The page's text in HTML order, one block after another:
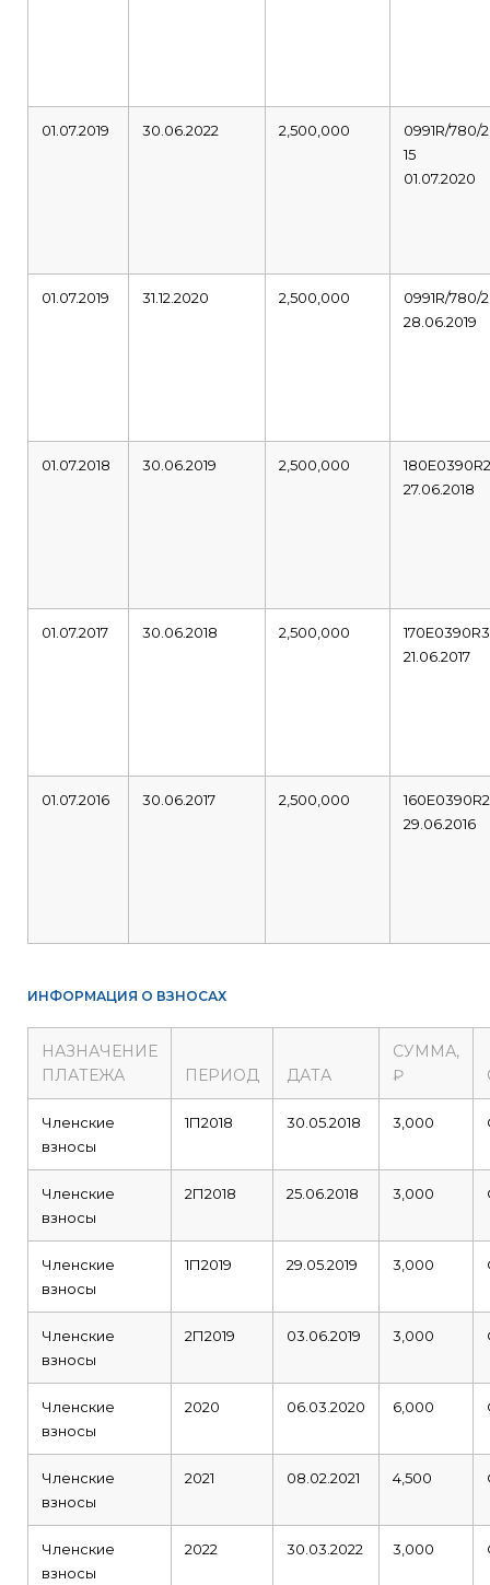
01.07.2019 30.06.2022 2,500,000
0991R/780/
15
01.07.2020
01.07.2019 31.12.2020 2,500,000
0991R/780/
28.06.2019
01.07.2018 30.06.2019 2,500,000
27.06.2018
01.07.2017 30.06.2018 2,500,000
21.06.2017
01.07.2016 30.06.2017 2,500,000
29.06.2016
ИНФОРМАЦИЯ О ВЗНОСАХ
НАЗНАЧЕНИЕ
ПЛАТЕЖА
ПЕРИОД ДАТА
СУММА,
₽
Членские
взносы
1П2018 30.05.2018 3,000
Членские
взносы
2П2018 25.06.2018 3,000
Членские
взносы
1П2019 29.05.2019 3,000
Членские
взносы
2П2019 03.06.2019 3,000
Членские
взносы
2020 06.03.2020 6,000
Членские
взносы
2021 08.02.2021 4,500
Членские
взносы
2022 30.03.2022 3,000